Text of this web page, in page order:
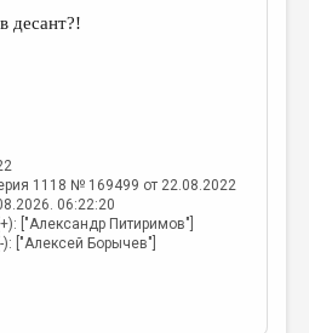
десант?!
1118 № 169499 от 22.08.2022
06:22:20
["Александр Питиримов"]
["Алексей Борычев"]